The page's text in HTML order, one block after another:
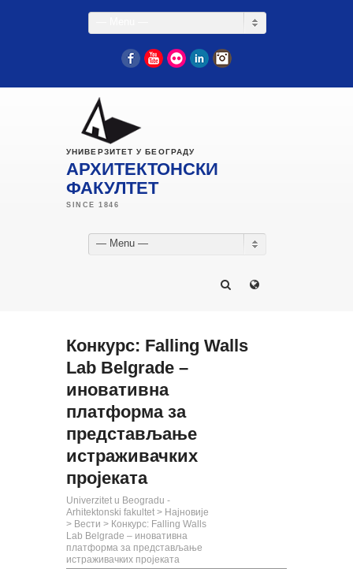
FacebookYouTube
Flickr LinkedIn
УНИВЕРЗИТЕТ У БЕОГРАДУ
АРХИТЕКТОНСКИ
ФАКУЛТЕТ
— Menu —
Конкурс: Falling Walls
Lab Belgrade –
иновативна
платформа за
представљање
истраживачких
пројеката
Univerzitet u Beogradu -
Arhitektonski fakultet > Најновије
> Вести > Конкурс: Falling Walls
Lab Belgrade – иновативна
платформа за представљање
истраживачких пројеката